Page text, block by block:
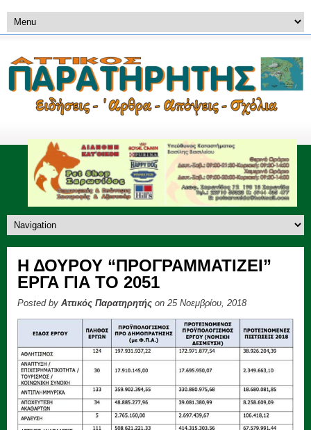
Η ΔΟΥΡΟΥ “ΠΡΟΓΡΑΜΜΑΤΙΖΕΙ”
ΕΡΓΑ ΓΙΑ ΤΟ 2051
Posted by Αττικός Παρατηρητής on 25 Νοεμβρίου, 2018